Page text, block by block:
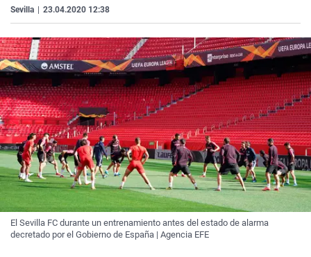
Sevilla 23.04.2020 12:38
El Sevilla FC durante un entrenamiento antes del estado de alarma
decretado por el Gobierno de España | Agencia EFE